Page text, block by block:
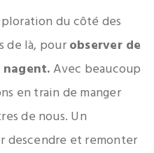
du côté des
de là, pourobserver de
Avec beaucoup
en train de manger
de nous. Un
descendre et remonter